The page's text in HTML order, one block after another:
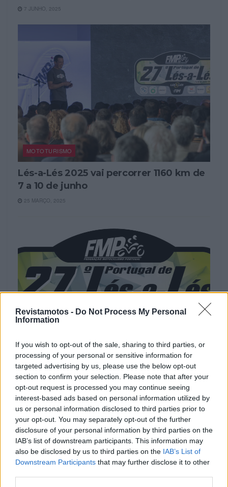
Revistamotos - Do Not Process My Personal
Information
If you wish to opt-out of the sale, sharing to third parties, or
processing of your personal or sensitive information for
targeted advertising by us, please use the below opt-out
section to confirm your selection. Please note that after your
opt-out request is processed you may continue seeing
interest-based ads based on personal information utilized by
us or personal information disclosed to third parties prior to
your opt-out. You may separately opt-out of the further
disclosure of your personal information by third parties on the
IAB’s list of downstream participants. This information may
also be disclosed by us to third parties on the IAB’s List of
Downstream Participants that may further disclose it to other
7 JUNHO, 2025
MOTOTURISMO
Lés-a-Lés 2025 vai percorrer 1160 km de
7 a 10 de junho
25 MARÇO, 2025
MOTOTURISMO
Centenas de motociclistas vão estar
apresentação do 27.º Portugal de Lés-a-
Lés
13 MARÇO, 2025